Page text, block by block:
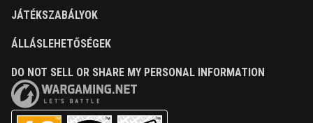
JÁTÉKSZABÁLYOK
ÁLLÁSLEHETŐSÉGEK
DO NOT SELL OR SHARE MY PERSONAL INFORMATION